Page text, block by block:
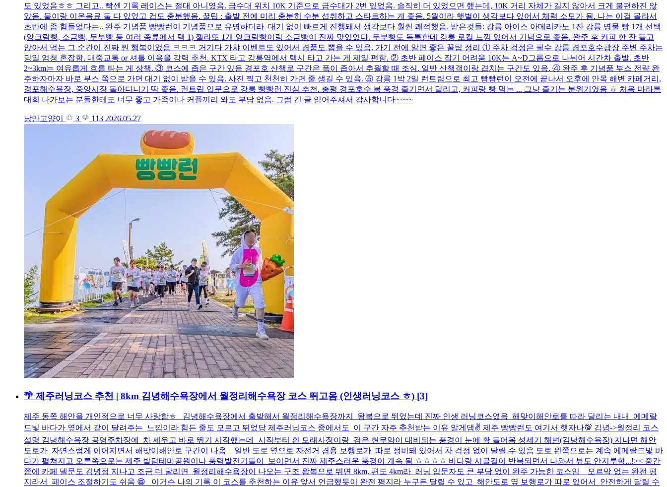
도 있었음ㅎㅎ 그리고.. 빡센 기록 레이스는 절대 아니였음. 급수대 위치 10K 기준으로 급수대가 2번 있었음. 솔직히 더 있었으면 했는데, 10K 거리 자체가 길지 않아서 크게 불편하진 않
았음. 물이랑 이온음료 둘 다 있었고 컵도 충분했음. 꿀팁 : 출발 전에 미리 충분히 수분 섭취하고 스타트하는 게 좋음. 5월이라 햇볕이 생각보다 있어서 체력 소모가 됨. 나는 이걸 몰라서
초반에 좀 힘들었다는.. 완주 기념품 빵빵런이 기념품으로 유명하더라 대기 없이 빠르게 진행돼서 생각보다 훨씬 쾌적했음. 받은것들: 강릉 아이스 아메리카노 1잔 강릉 명물 빵 1개 선택
(앙크림빵, 소금빵, 두부빵 등 여러 종류에서 택 1) 젤라또 1개 앙크림빵이랑 소금빵이 진짜 맛있었다. 두부빵도 독특한데 강릉 로컬 느낌 있어서 기념으로 좋음. 완주 후 커피 한 잔 들고
앉아서 먹는 그 순간이 진짜 찐 행복이었음 ㅋㅋㅋ 거기다 가챠 이벤트도 있어서 경품도 뽑을 수 있음. 가기 전에 알면 좋은 꿀팁 정리 ① 주차 걱정은 필수 강릉 경포호수광장 주변 주차는
당일 엄청 혼잡함. 대중교통 or 셔틀 이용을 강력 추천. KTX 타고 강릉역에서 택시 타고 가는 게 제일 편함. ② 초반 페이스 잡기 어려움 10K는 A~D그룹으로 나뉘어 시간차 출발. 초반
2~3km는 여유롭게 흐름 타는 게 상책. ③ 코스에 좁은 구간 있음 경포호 산책로 구간은 폭이 좁아서 추월할 때 조심. 일반 산책객이랑 겹치는 구간도 있음. ④ 완주 후 기념품 부스 전략 완
주하자마자 바로 부스 쪽으로 가면 대기 없이 받을 수 있음. 사진 찍고 천천히 가면 줄 생길 수 있음. ⑤ 강릉 1박 2일 런트립으로 최고 빵빵런이 오전에 끝나서 오후에 안목 해변 카페거리,
경포해수욕장, 중앙시장 돌아다니기 딱 좋음. 런트립 입문으로 강릉 빵빵런 진심 추천. 총평 경포호수 봄 풍경 즐기면서 달리고, 커피랑 빵 먹는 ... 그냥 즐기는 분위기였음 ㅎ 처음 마라톤
대회 나가보는 분들한테도 너무 좋고 가족이나 커플끼리 와도 부담 없음. 그럼 긴 글 읽어주셔서 감사합니다~~~~
낭만고양이 3 113 2026.05.27
🌴 제주러닝코스 추천 | 8km 김녕해수욕장에서 월정리해수욕장 코스 뛰고옴 (인생러닝코스 ㅎ) [3]
제주 동쪽 해안을 개인적으로 너무 사랑함ㅎ 김녕해수욕장에서 출발해서 월정리해수욕장까지 왕복으로 뛰었는데 진짜 인생 러닝코스였음 해맞이해안로를 따라 달리는 내내 에메랄
드빛 바다가 옆에서 같이 달려주는 느낌이라 힘든 줄도 모르고 뛰었당 제주러닝코스 중에서도 이 구간 자주 추천받는 이유 알게댐✌️ 제주 빵빵런도 여기서 햇자나💯 김녕->월정리 코스
설명 김녕해수욕장 공영주차장에 차 세우고 바로 뛰기 시작했는데 시작부터 흰 모래사장이랑 검은 현무암이 대비되는 풍경이 눈에 확 들어옴 성세기 해변(김녕해수욕장) 지나면 해안
도로가 자연스럽게 이어지면서 해맞이해안로 구간이 나옴 일반 도로 옆으로 자전거 겸용 보행로가 따로 정비돼 있어서 차 걱정 없이 달릴 수 있음 도로 왼쪽으로는 계속 에메랄드빛 바
다가 펼쳐지고 오른쪽으로는 제주 밭담테마공원이나 풍력발전기들이 보이면서 진짜 제주스러운 풍경이 계속 됨 ㅎㅎㅎㅎ 바다랑 시골길이 반복되면서 나와서 뷰도 안지루함...!>< 중간
쯤에 카페 델문도 김녕점 지나고 조금 더 달리면 월정리해수욕장이 나오는 구조 왕복으로 뛰면 8km, 편도 4km라 러닝 입문자도 큰 부담 없이 완주 가능한 코스임 오르막 없는 완전 평
지라서 페이스 조절하기도 쉬움 😁 이거슨 나의 기록 이 코스를 추천하는 이유 앞서 언급했듯이 완전 평지라 누구든 달릴 수 있고 해안도로 옆 보행로가 따로 있어서 안전하게 달릴 수